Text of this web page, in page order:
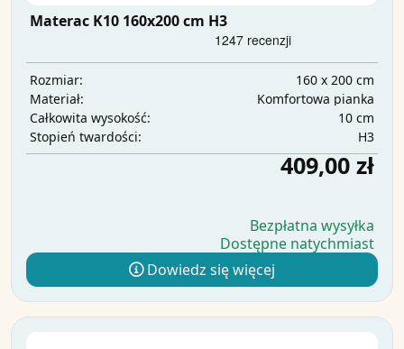
Materac K10 160x200 cm H3
Rozmiar:
160 x 200 cm
Materiał:
Komfortowa pianka
Całkowita wysokość:
10 cm
Stopień twardości:
H3
409,00 zł
Bezpłatna wysyłka
Dostępne natychmiast
Dowiedz się więcej